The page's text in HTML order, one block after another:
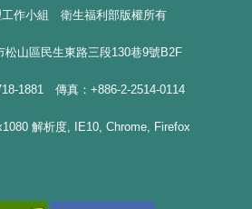
工作小組 衛生福利部版權所有
松山區民生東路三段130巷9號B2F
1881 傳真：+886-2-2514-0114
解析度, IE10, Chrome, Firefox